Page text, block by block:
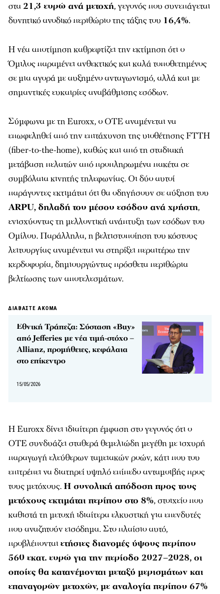
στα21,3 ευρώ ανά μετοχή, γεγονός που συνεπάγεται
δυνητικό ανοδικό περιθώριο της τάξης του 16,4%.
Η νέα αποτίμηση καθρεφτίζει την εκτίμηση ότι ο
Όμιλος παραμένει ανθεκτικός και καλά τοποθετημένος
σε μια αγορά με αυξημένο ανταγωνισμό, αλλά και με
σημαντικές ευκαιρίες αναβάθμισης εσόδων.
Σύμφωνα με τη Euroxx, ο ΟΤΕ αναμένεται να
επωφεληθεί από την επιτάχυνση της υιοθέτησης FTTH
(fiber-to-the-home), καθώς και από τη σταδιακή
μετάβαση πελατών από προπληρωμένα πακέτα σε
συμβόλαια κινητής τηλεφωνίας. Οι δύο αυτοί
παράγοντες εκτιμάται ότι θα οδηγήσουν σε αύξηση του
ARPU, δηλαδή του μέσου εσόδου ανά χρήστη,
ενισχύοντας τη μελλοντική ανάπτυξη των εσόδων του
Ομίλου. Παράλληλα, η βελτιστοποίηση του κόστους
λειτουργίας αναμένεται να στηρίξει περαιτέρω την
κερδοφορία, δημιουργώντας πρόσθετα περιθώρια
βελτίωσης των αποτελεσμάτων.
ΔΙΑΒΑΣΤΕ ΑΚΟΜΑ
Εθνική Τράπεζα: Σύσταση «Buy»
από Jefferies με νέα τιμή-στόχο –
Allianz, προμήθειες, κεφάλαια
στο επίκεντρο
15/05/2026
Η Euroxx δίνει ιδιαίτερη έμφαση στο γεγονός ότι ο
ΟΤΕ συνδυάζει σταθερά θεμελιώδη μεγέθη με ισχυρή
παραγωγή ελεύθερων ταμειακών ροών, κάτι που του
επιτρέπει να διατηρεί υψηλό επίπεδο ανταμοιβής προς
τους μετόχους. Η συνολική απόδοση προς τους
μετόχους εκτιμάται περίπου στο 8%, στοιχείο που
καθιστά τη μετοχή ιδιαίτερα ελκυστική για επενδυτές
που αναζητούν εισόδημα. Στο πλαίσιο αυτό,
προβλέπονταιετήσιες διανομές ύψους περίπου
560 εκατ. ευρώ για την περίοδο 2027–2028, οι
οποίες θα κατανέμονται μεταξύ μερισμάτων και
επαναγορών μετοχών, με αναλογία περίπου 67%